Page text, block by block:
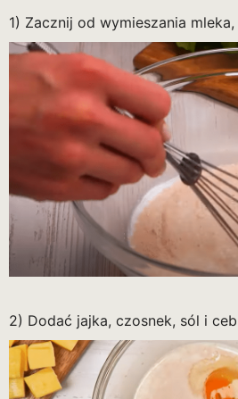
1) Zacznij od wymieszania
2) Dodać jajka, czosnek, sól i